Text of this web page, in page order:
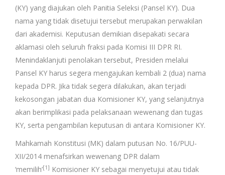
(KY) yang diajukan oleh Panitia Seleksi (Pansel KY). Dua
nama yang tidak disetujui tersebut merupakan perwakilan
dari akademisi. Keputusan demikian disepakati secara
aklamasi oleh seluruh fraksi pada Komisi III DPR RI.
Menindaklanjuti penolakan tersebut, Presiden melalui
Pansel KY harus segera mengajukan kembali 2 (dua) nama
kepada DPR. Jika tidak segera dilakukan, akan terjadi
kekosongan jabatan dua Komisioner KY, yang selanjutnya
akan berimplikasi pada pelaksanaan wewenang dan tugas
KY, serta pengambilan keputusan di antara Komisioner KY.
Mahkamah Konstitusi (MK) dalam putusan No. 16/PUU-
XII/2014 menafsirkan wewenang DPR dalam
‘memilih’[1] Komisioner KY sebagai menyetujui atau tidak